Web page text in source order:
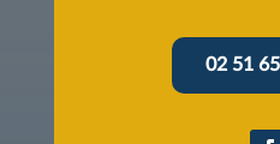
02 51